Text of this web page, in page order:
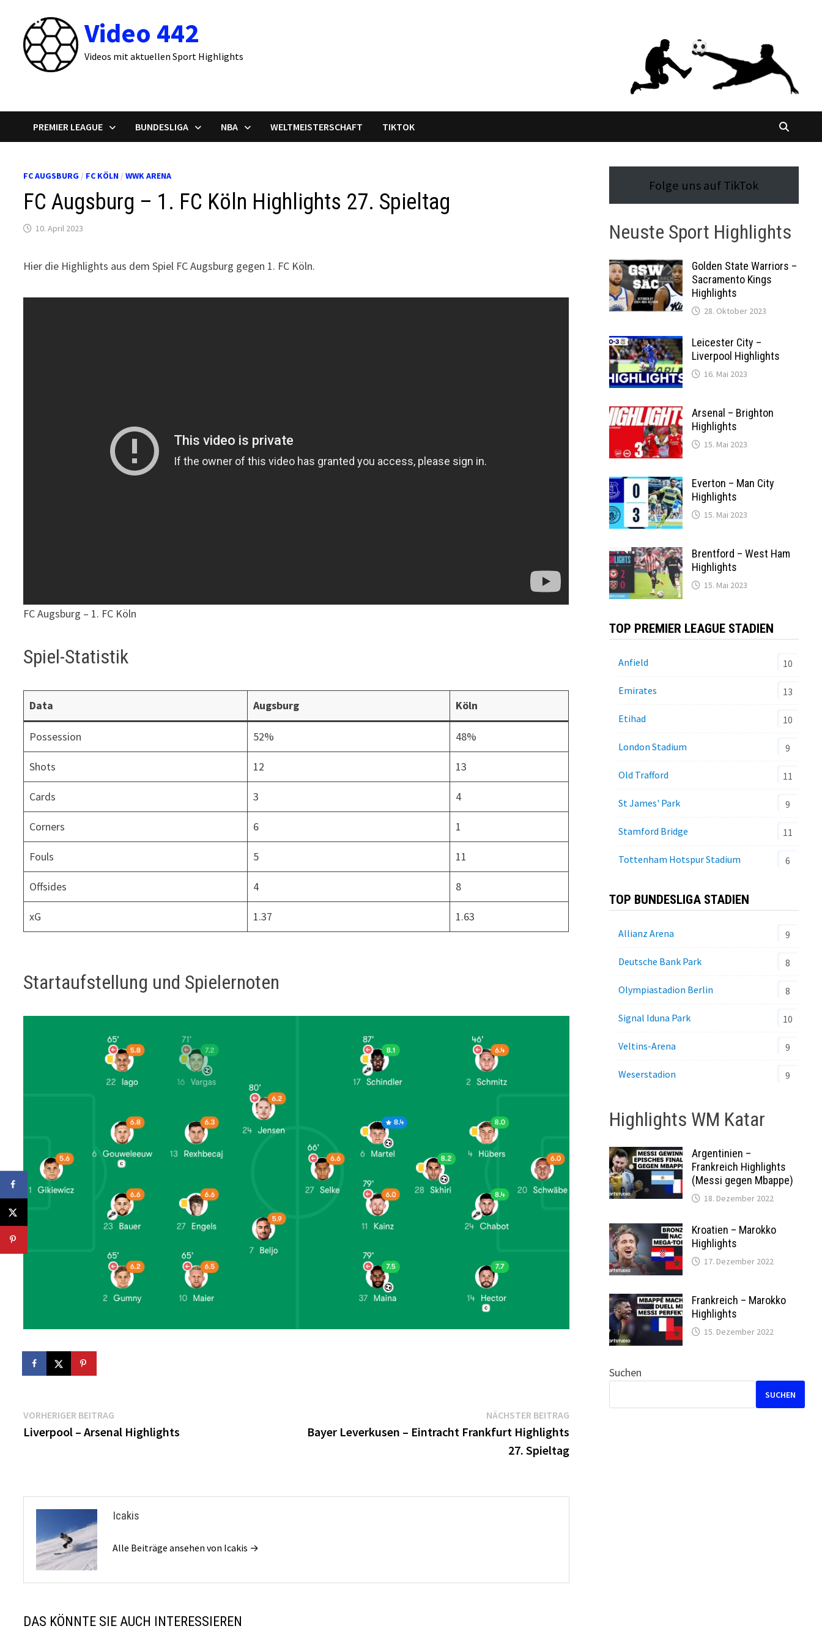
springen
Video 442
Videos mit aktuellen Sport Highlights
PREMIER LEAGUE BUNDESLIGA NBA WELTMEISTERSCHAFT TIKTOK
FC AUGSBURG / FC KÖLN /WWK ARENA
FC Augsburg – 1. FC Köln Highlights 27. Spieltag
10. April 2023
Hier die Highlights aus dem Spiel FC Augsburg gegen 1. FC Köln.
FC Augsburg – 1. FC Köln
Spiel-Statistik
Data Augsburg Köln
Possession 52% 48%
Shots 12 13
Cards 3 4
Corners 6 1
Fouls 5 11
Offsides 4 8
xG 1.37 1.63
Startaufstellung und Spielernoten
Beitragsnavigation
VORHERIGER BEITRAG
Beitrag:
Liverpool – Arsenal Highlights
NÄCHSTER BEITRAGNächster
Beitrag:
Bayer Leverkusen – Eintracht Frankfurt Highlights
27. Spieltag
Icakis
Alle Beiträge ansehen von Icakis →
DAS KÖNNTE SIE AUCH INTERESSIEREN
Folge uns auf TikTok
Neuste Sport Highlights
Golden State Warriors –
Sacramento Kings
Highlights
28. Oktober 2023
Leicester City –
Liverpool Highlights
16. Mai 2023
Arsenal – Brighton
Highlights
15. Mai 2023
Everton – Man City
Highlights
15. Mai 2023
Brentford – West Ham
Highlights
15. Mai 2023
TOP PREMIER LEAGUE STADIEN
Anfield 10
Emirates 13
Etihad 10
London Stadium 9
Old Trafford 11
St James' Park 9
Stamford Bridge 11
Tottenham Hotspur Stadium 6
TOP BUNDESLIGA STADIEN
Allianz Arena 9
Deutsche Bank Park 8
Olympiastadion Berlin 8
Signal Iduna Park 10
Veltins-Arena 9
Weserstadion 9
Highlights WM Katar
Argentinien –
Frankreich Highlights
(Messi gegen Mbappe)
18. Dezember 2022
Kroatien – Marokko
Highlights
17. Dezember 2022
Frankreich – Marokko
Highlights
15. Dezember 2022
Suchen
SUCHEN